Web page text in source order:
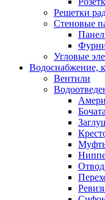
Решетки
Стеновые
Угловые
Водоснабжение,
Вентили
Бочата